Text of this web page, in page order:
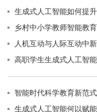
生成式人工智能如何提
乡村中小学教师智能教
人机互动与人际互动中
高职学生生成式人工智
生成式人工智能何以赋